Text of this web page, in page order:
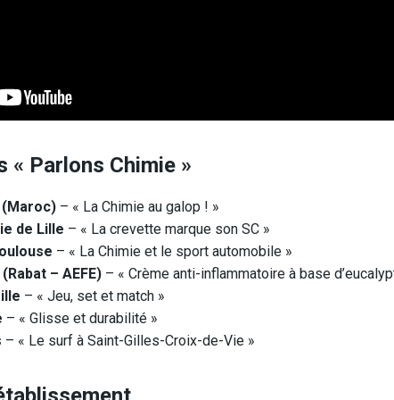
« Parlons Chimie »
(Maroc) – « La Chimie au galop ! »
de Lille – « La crevette marque son SC »
– « La Chimie et le sport automobile »
– AEFE) – « Crème anti-inflammatoire à base
– « Jeu, set et match »
– « Glisse et durabilité »
– « Le surf à Saint-Gilles-Croix-de-Vie »